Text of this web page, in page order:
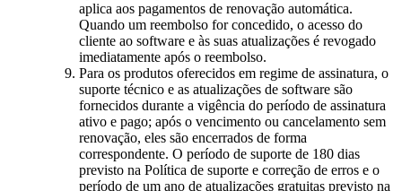
aplica aos pagamentos de renovação automática.
Quando um reembolso for concedido, o acesso do
cliente ao software e às suas atualizações é revogado
imediatamente após o reembolso.
Para os produtos oferecidos em regime de assinatura, o
suporte técnico e as atualizações de software são
fornecidos durante a vigência do período de assinatura
ativo e pago; após o vencimento ou cancelamento sem
renovação, eles são encerrados de forma
correspondente. O período de suporte de 180 dias
previsto na Política de suporte e correção de erros e o
período de um ano de atualizações gratuitas previsto na